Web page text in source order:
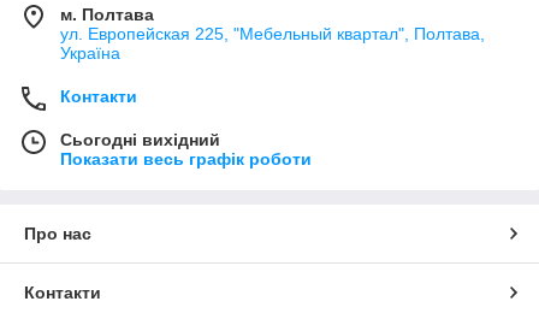
м. Полтава
ул. Европейская 225, "Мебельный квартал", Полтава,
Україна
Контакти
Сьогодні вихідний
Показати весь графік роботи
Про нас
Контакти